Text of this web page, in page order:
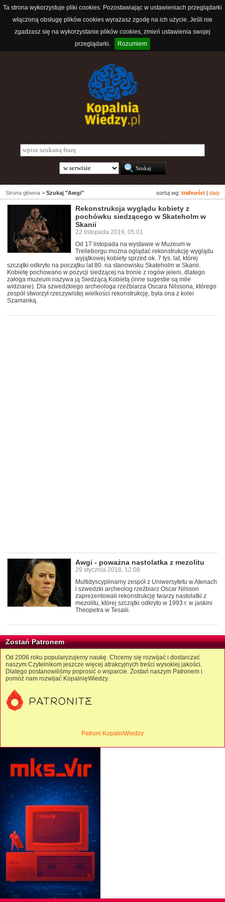
Ta strona wykorzystuje pliki cookies. Pozostawiając w ustawieniach przeglądarki
włączoną obsługę plików cookies wyrażasz zgodę na ich użycie. Jeśli nie
zgadzasz się na wykorzystanie plików cookies, zmień ustawienia swojej
przeglądarki.
Rozumiem
sortuj wg: trafności daty
Strona główna > Szukaj "Awgi"
Rekonstrukcja wyglądu kobiety z
pochówku siedzącego w Skateholm w
Skanii
22 listopada 2019, 05:01
Od 17 listopada na wystawie w Muzeum w
Trelleborgu można oglądać rekonstrukcję wyglądu
wyjątkowej kobiety sprzed ok. 7 tys. lat, której
szczątki odkryto na początku lat 80. na stanowisku Skateholm w Skanii.
Kobietę pochowano w pozycji siedzącej na tronie z rogów jeleni, dlatego
załoga muzeum nazywa ją Siedzącą Kobietą (inne sugestie są mile
widziane). Dla szwedzkiego archeologa rzeźbiarza Oscara Nilssona, którego
zespół stworzył rzeczywistej wielkości rekonstrukcję, była ona z kolei
Szamanką.
Awgi - poważna nastolatka z mezolitu
29 stycznia 2018, 12:08
Multidyscyplinarny zespół z Uniwersytetu w Atenach
i szwedzki archeolog rzeźbiarz Oscar Nilsson
zaprezentowali rekonstrukcję twarzy nastolatki z
mezolitu, której szczątki odkryto w 1993 r. w jaskini
Theopetra w Tesalii.
Zostań Patronem
Od 2006 roku popularyzujemy naukę. Chcemy się rozwijać i dostarczać
naszym Czytelnikom jeszcze więcej atrakcyjnych treści wysokiej jakości.
Dlatego postanowiliśmy poprosić o wsparcie. Zostań naszym Patronem i
pomóż nam rozwijać KopalnięWiedzy.
Patroni KopalniWiedzy